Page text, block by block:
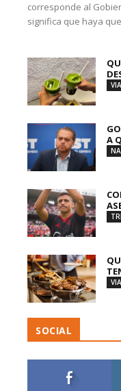
corresponde al
significa que haya
A
SOCIAL